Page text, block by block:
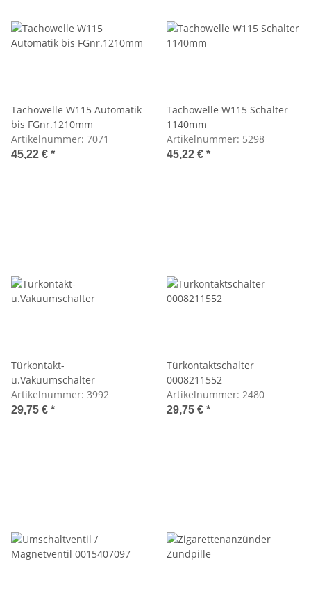
Tachowelle W115 Automatik
bis FGnr.1210mm
Artikelnummer: 7071
45,22 € *
Tachowelle W115 Schalter
1140mm
Artikelnummer: 5298
45,22 € *
Türkontakt-
u.Vakuumschalter
Artikelnummer: 3992
29,75 € *
Türkontaktschalter
0008211552
Artikelnummer: 2480
29,75 € *